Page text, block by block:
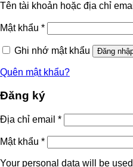
Tên tài khoản hoặc địa chỉ
Mật khẩu *
Ghi nhớ mật khẩu Đăng
Quên mật khẩu?
Đăng ký
Địa chỉ email *
Mật khẩu *
Your personal data will be